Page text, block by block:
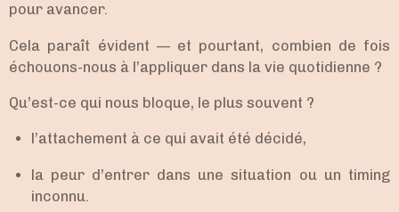
pour avancer.
Cela paraît évident — et pourtant, combien de fois
échouons-nous à l’appliquer dans la vie quotidienne ?
Qu’est-ce qui nous bloque, le plus souvent ?
l’attachement à ce qui avait été décidé,
la peur d’entrer dans une situation ou un timing
inconnu.